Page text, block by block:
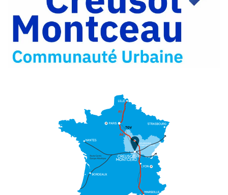
Twitter
Partager
par
e-
mail